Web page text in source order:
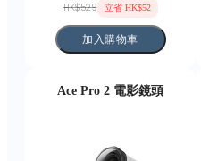
立省 HK$52
HK$529
加入購物車
Ace Pro 2 電影鏡頭